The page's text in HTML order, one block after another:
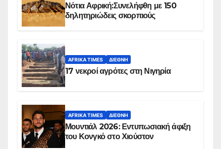
Νότια Αφρική:Συνελήφθη με 150
δηλητηριώδεις σκορπιούς
AFRIKA TIMES ΔΙΕΘΝΉ
17 νεκροί αγρότες στη Νιγηρία
AFRIKA TIMES ΔΙΕΘΝΉ
Μουντιάλ 2026: Εντυπωσιακή άφιξη
του Κονγκό στο Χιούστον